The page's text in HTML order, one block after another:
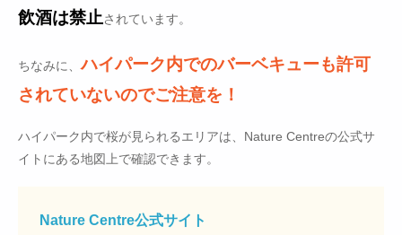
飲酒は禁止されています。
ちなみに、ハイパーク内でのバーベキューも許可
されていないのでご注意を！
ハイパーク内で桜が見られるエリアは、Nature Centreの公式サ
イトにある地図上で確認できます。
Nature Centre公式サイト